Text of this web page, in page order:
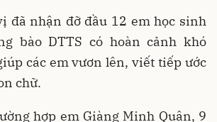
đã nhận đỡ đầu 12 em học sinh
bào DTTS có hoàn cảnh khó
các em vươn lên, viết tiếp ước
chữ.
hợp em Giàng Minh Quân, 9